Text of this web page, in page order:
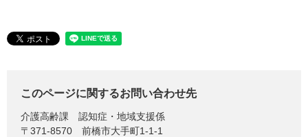
このページに関するお問い合わせ先
介護高齢課
認知症・地域支援係
〒371-8570
前橋市大手町1-1-1